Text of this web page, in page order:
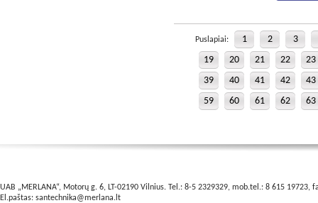
Puslapiai: 1 2
3
19
20 21 22
23
39
40 41 42
43
59
60 61 62 63
UAB „MERLANA“, Motorų g. 6, LT-02190 Vilnius. Tel.: 8-5 2329329, mob.tel.: 8 615 19723,
El.paštas: santechnika@merlana.lt